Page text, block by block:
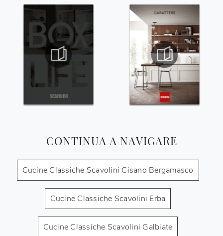
CONTINUA A NAVIGARE
Cucine Classiche Scavolini Cisano Bergamasco
Cucine Classiche Scavolini Erba
Cucine Classiche Scavolini Galbiate